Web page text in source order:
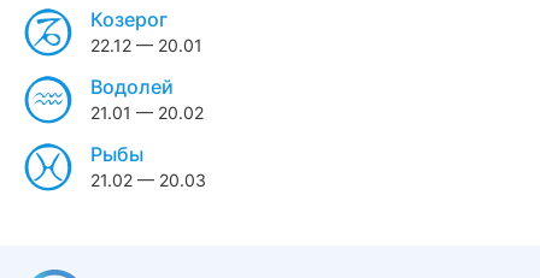
Козерог
22.12 — 20.01
Водолей
21.01 — 20.02
Рыбы
21.02 — 20.03